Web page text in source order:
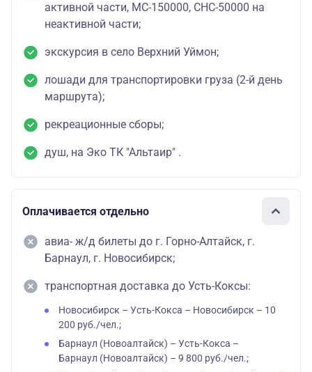
активной части, МС-150000, СНС-50000 на
неактивной части;
экскурсия в село Верхний Уймон;
лошади для транспортировки груза (2-й день
маршрута);
рекреационные сборы;
душ, на Эко ТК "Альтаир" .
Оплачивается отдельно
авиа- ж/д билеты до г. Горно-Алтайск, г.
Барнаул, г. Новосибирск;
транспортная доставка до Усть-Коксы:
Новосибирск – Усть-Кокса – Новосибирск – 10
200 руб./чел.;
Барнаул (Новоалтайск) – Усть-Кокса –
Барнаул (Новоалтайск) – 9 800 руб./чел.;